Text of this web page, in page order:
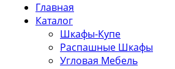
Главная
Каталог
Шкафы-Купе
Распашные Шкафы
Угловая Мебель